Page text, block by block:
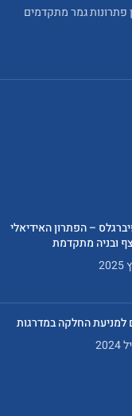
פתרונות גמר מתקדמים
– הפתרון האידיאלי
ובניה מתקדמת
למניעת החלקה במדרגות